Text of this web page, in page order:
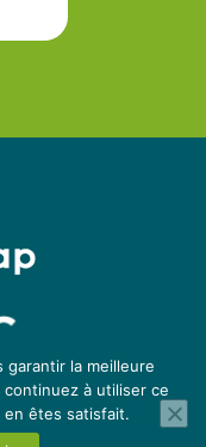
la meilleure
à utiliser ce
êtes satisfait.